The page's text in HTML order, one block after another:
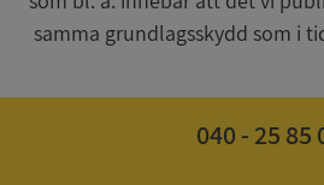
samma grundlagsskydd som i
040 - 25 85
CookieScriptConsent